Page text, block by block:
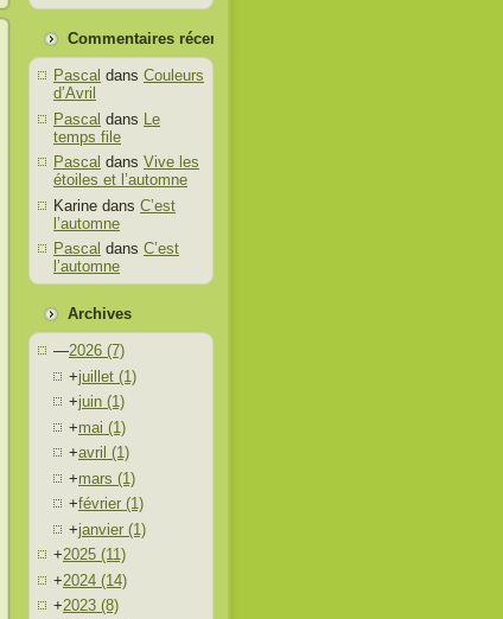
Commentaires récents
Pascal dans Couleurs
d’Avril
Pascal dans Le
temps file
Pascal dans Vive les
étoiles et l’automne
Karine dans C’est
l’automne
Pascal dans C’est
l’automne
Archives
—2026 (7)
+juillet (1)
+juin (1)
+mai (1)
+avril (1)
+mars (1)
+février (1)
+janvier (1)
+2025 (11)
+2024 (14)
+2023 (8)